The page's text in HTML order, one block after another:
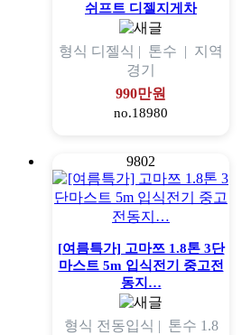
쉬프트 디젤지게차
형식 디젤식 | 톤수 | 지역
경기
990만원
no.18980
9802
[여름특가] 고마쯔 1.8톤 3단
마스트 5m 입식전기 중고전
동지…
형식 전동입식 | 톤수 1.8